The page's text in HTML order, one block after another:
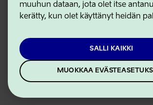
muuhun dataan, jota olet itse
kerätty, kun olet käyttänyt heidän
SALLI KAIKKI
MUOKKAA